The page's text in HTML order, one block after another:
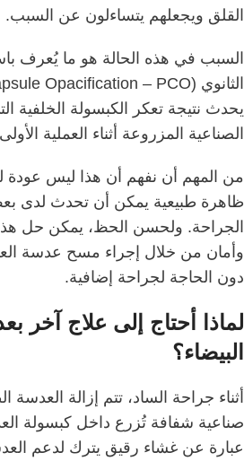
القلق ويجعلهم يتساءلون عن السبب.
السبب في هذه الحالة هو ما يُعرف
يحدث نتيجة تعكر الكبسولة الخلفية
الصناعية المزروعة أثناء العملية
من المهم أن نفهم أن هذا ليس عودة
ظاهرة طبيعية يمكن أن تحدث لدى
الجراحة. ولحسن الحظ، يمكن حل
دون الحاجة لجراحة إضافية.
لماذا أحتاج إلى علاج آخر
البيضاء؟
أثناء جراحة الساد، تتم إزالة العدسة
صناعية شفافة تُزرع داخل كبسولة
عبارة عن غشاء رقيق يترك لدعم